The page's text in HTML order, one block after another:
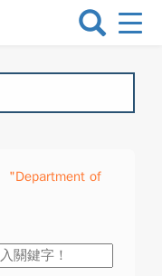
選
換
"Department of